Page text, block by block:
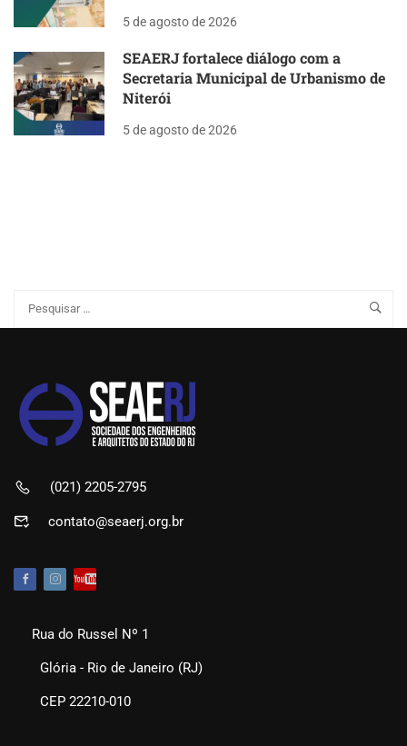
5 de agosto de 2026
SEAERJ fortalece diálogo com a
Secretaria Municipal de Urbanismo de
Niterói
5 de agosto de 2026
(021) 2205-2795
contato@seaerj.org.br
Rua do Russel Nº 1
Glória - Rio de Janeiro (RJ)
CEP 22210-010